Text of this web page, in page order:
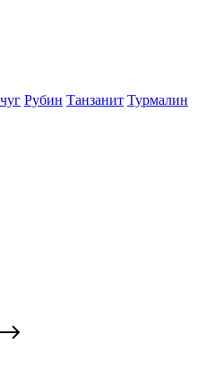
Рубин Танзанит Турмалин